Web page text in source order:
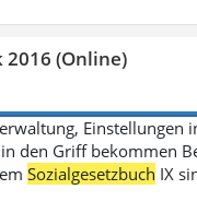
(Online)
den Griff bekommen
Sozialgesetzbuch IX